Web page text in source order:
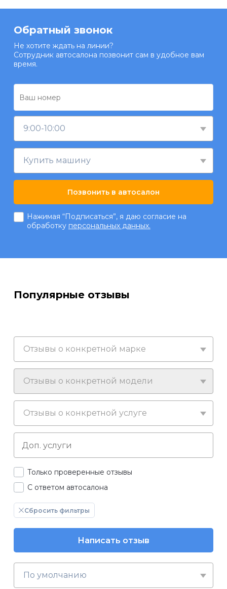
Обратный звонок
Не хотите ждать на линии?
Сотрудник автосалона позвонит сам в удобное вам
время.
9:00-10:00
Купить машину
Позвонить в автосалон
Нажимая “Подписаться”, я даю согласие на
обработку персональных данных.
Популярные отзывы
Отзывы о конкретной марке
Отзывы о конкретной модели
Отзывы о конкретной услуге
Только проверенные отзывы
С ответом автосалона
Сбросить фильтры
Написать отзыв
По умолчанию